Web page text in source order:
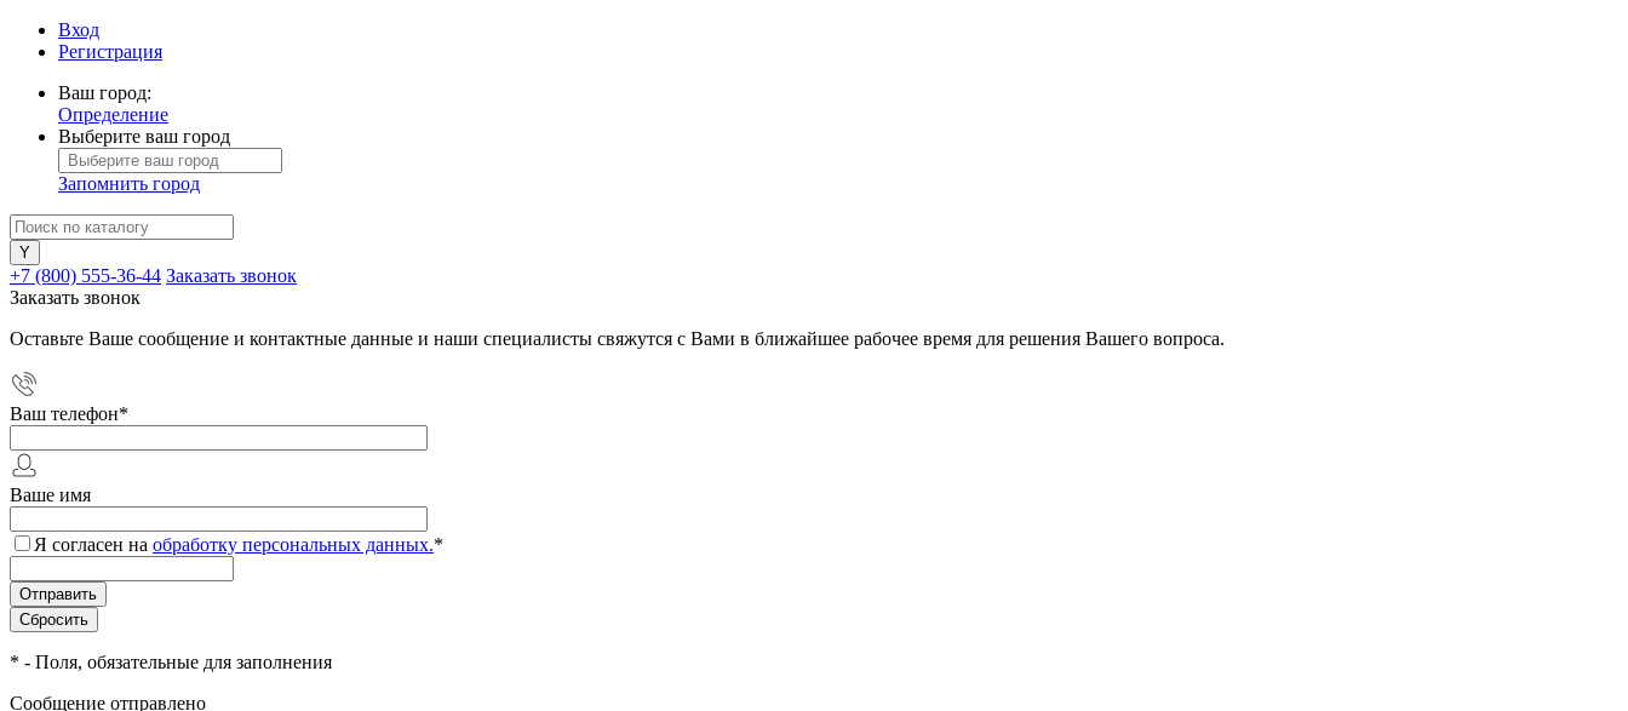
Вход
Регистрация
Ваш город:
Определение
Выберите ваш город
Запомнить город
+7 (800) 555-36-44 Заказать звонок
Заказать звонок
Оставьте Ваше сообщение и контактные данные и наши специалисты свяжутся с Вами в ближайшее рабочее время для решения Вашего вопроса.
Ваш телефон*
Ваше имя
Я согласен на обработку персональных данных.*
* - Поля, обязательные для заполнения
Сообщение отправлено